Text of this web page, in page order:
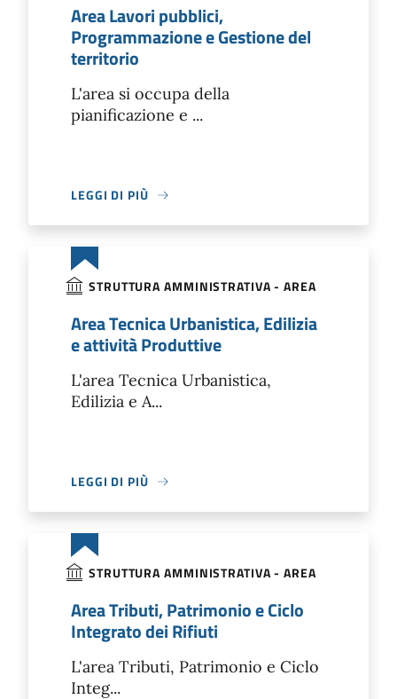
Area Lavori pubblici,
Programmazione e Gestione del
territorio
L'area si occupa della
pianificazione e ...
LEGGI DI PIÙ
STRUTTURA AMMINISTRATIVA - AREA
Area Tecnica Urbanistica, Edilizia
e attività Produttive
L'area Tecnica Urbanistica,
Edilizia e A...
LEGGI DI PIÙ
STRUTTURA AMMINISTRATIVA - AREA
Area Tributi, Patrimonio e Ciclo
Integrato dei Rifiuti
L'area Tributi, Patrimonio e Ciclo
Integ...